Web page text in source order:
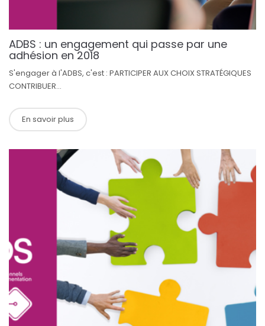
ADBS : un engagement qui passe par une
adhésion en 2018
S'engager à l'ADBS, c'est : PARTICIPER AUX CHOIX STRATÉGIQUES
CONTRIBUER...
En savoir plus